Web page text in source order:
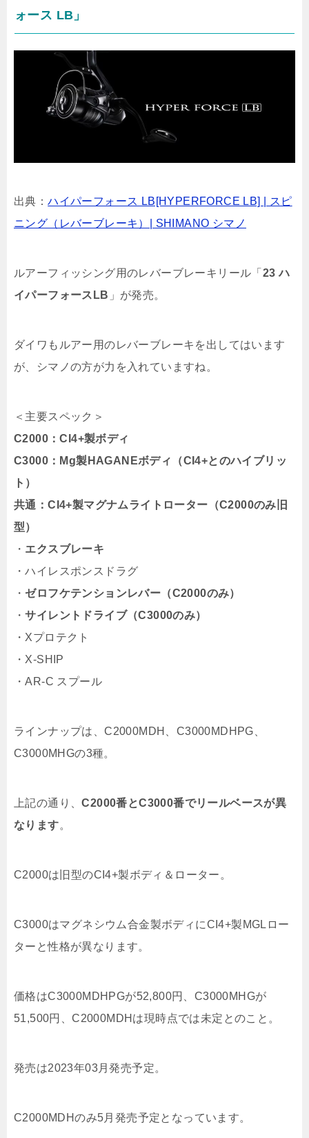
ォース LB」
出典：ハイパーフォース LB[HYPERFORCE LB] | スピ
ニング（レバーブレーキ）| SHIMANO シマノ
ルアーフィッシング用のレバーブレーキリール「 23 ハ
イパーフォースLB 」が発売。
ダイワもルアー用のレバーブレーキを出してはいます
が、シマノの方が力を入れていますね。
＜主要スペック＞
C2000：CI4+製ボディ
C3000：Mg製HAGANEボディ（CI4+とのハイブリッ
ト）
共通：CI4+製マグナムライトローター（C2000のみ旧
型）
・ エクスブレーキ
・ハイレスポンスドラグ
・ ゼロフケテンションレバー（C2000のみ）
・サイレントドライブ（C3000のみ）
・Xプロテクト
・X-SHIP
・AR-C スプール
ラインナップは、C2000MDH、C3000MDHPG、
C3000MHGの3種。
上記の通り、C2000番とC3000番でリールベースが異
なります。
C2000は旧型のCI4+製ボディ＆ローター。
C3000はマグネシウム合金製ボディにCI4+製MGLロー
ターと性格が異なります。
価格はC3000MDHPGが52,800円、C3000MHGが
51,500円、C2000MDHは現時点では未定とのこと。
発売は2023年03月発売予定。
C2000MDHのみ5月発売予定となっています。